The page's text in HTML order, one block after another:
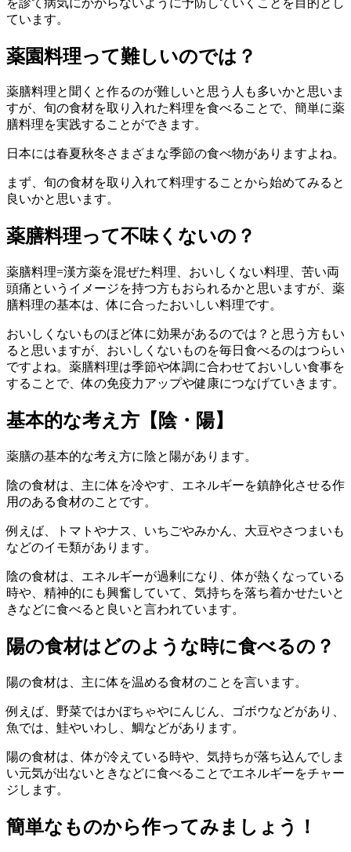
ています。
薬園料理って難しいのでは？
薬膳料理と聞くと作るのが難しいと思う人も多いかと思いま
すが、旬の食材を取り入れた料理を食べることで、簡単に薬
膳料理を実践することができます。
日本には春夏秋冬さまざまな季節の食べ物がありますよね。
まず、旬の食材を取り入れて料理することから始めてみると
良いかと思います。
薬膳料理って不味くないの？
薬膳料理=漢方薬を混ぜた料理、おいしくない料理、苦い両
頭痛というイメージを持つ方もおられるかと思いますが、薬
膳料理の基本は、体に合ったおいしい料理です。
おいしくないものほど体に効果があるのでは？と思う方もい
ると思いますが、おいしくないものを毎日食べるのはつらい
ですよね。薬膳料理は季節や体調に合わせておいしい食事を
することで、体の免疫力アップや健康につなげていきます。
基本的な考え方【陰・陽】
薬膳の基本的な考え方に陰と陽があります。
陰の食材は、主に体を冷やす、エネルギーを鎮静化させる作
用のある食材のことです。
例えば、トマトやナス、いちごやみかん、大豆やさつまいも
などのイモ類があります。
陰の食材は、エネルギーが過剰になり、体が熱くなっている
時や、精神的にも興奮していて、気持ちを落ち着かせたいと
きなどに食べると良いと言われています。
陽の食材はどのような時に食べるの？
陽の食材は、主に体を温める食材のことを言います。
例えば、野菜ではかぼちゃやにんじん、ゴボウなどがあり、
魚では、鮭やいわし、鯛などがあります。
陽の食材は、体が冷えている時や、気持ちが落ち込んでしま
い元気が出ないときなどに食べることでエネルギーをチャー
ジします。
簡単なものから作ってみましょう！